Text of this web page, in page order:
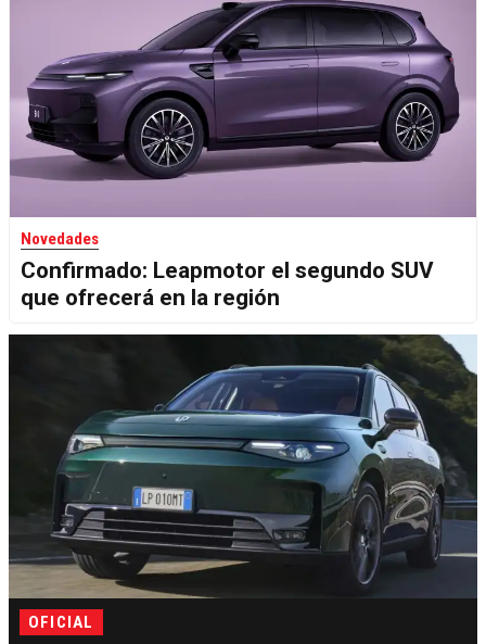
Novedades
Confirmado: Leapmotor el segundo SUV
que ofrecerá en la región
OFICIAL